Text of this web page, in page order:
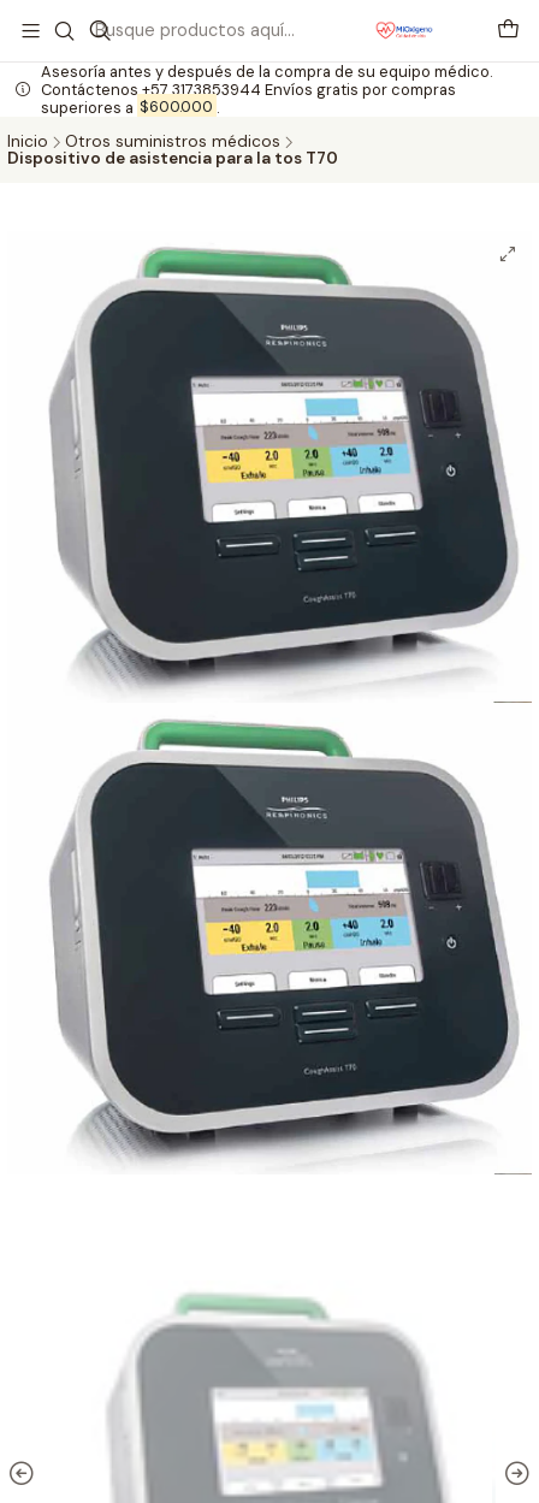
Asesoría antes y después de la compra de su equipo médico.
Contáctenos +57 3173853944 Envíos gratis por compras
superiores a $600.000 .
Inicio
Otros suministros médicos
Dispositivo de asistencia para la tos T70